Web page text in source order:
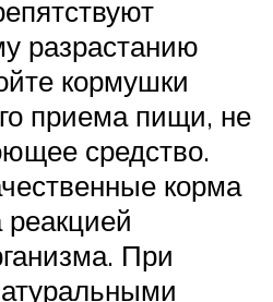
разрастанию
кормушки
приема пищи, не
средство.
корма
реакцией
При